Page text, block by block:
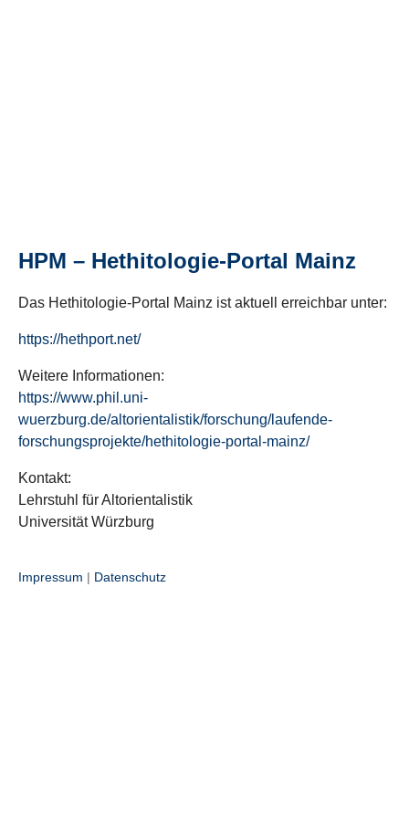
HPM – Hethitologie-Portal Mainz
Das Hethitologie-Portal Mainz ist aktuell erreichbar unter:
https://hethport.net/
Weitere Informationen:
https://www.phil.uni-
wuerzburg.de/altorientalistik/forschung/laufende-
forschungsprojekte/hethitologie-portal-mainz/
Kontakt:
Lehrstuhl für Altorientalistik
Universität Würzburg
Impressum | Datenschutz